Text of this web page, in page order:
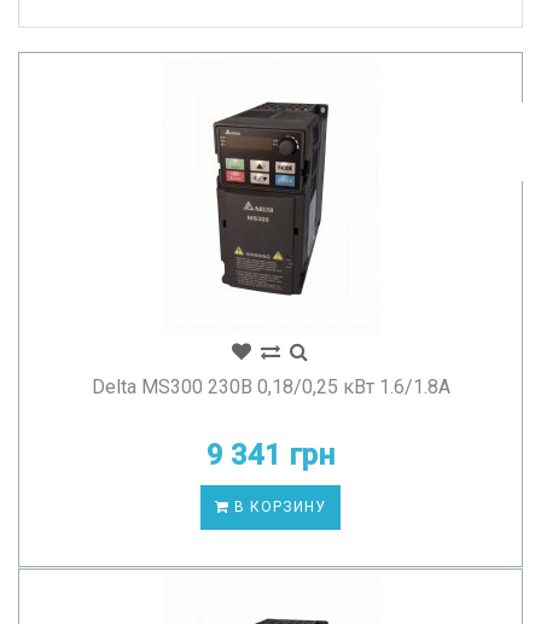
Delta MS300 230В 0,18/0,25 кВт 1.6/1.8А
9 341 грн
В КОРЗИНУ